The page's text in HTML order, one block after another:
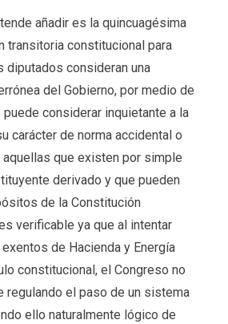
añadir es la quincuagésima
transitoria constitucional para
diputados consideran una
del Gobierno, por medio de
puede considerar inquietante a la
carácter de norma accidental o
aquellas que existen por simple
derivado y que pueden
de la Constitución
verificable ya que al intentar
de Hacienda y Energía
constitucional, el Congreso no
regulando el paso de un sistema
ello naturalmente lógico de